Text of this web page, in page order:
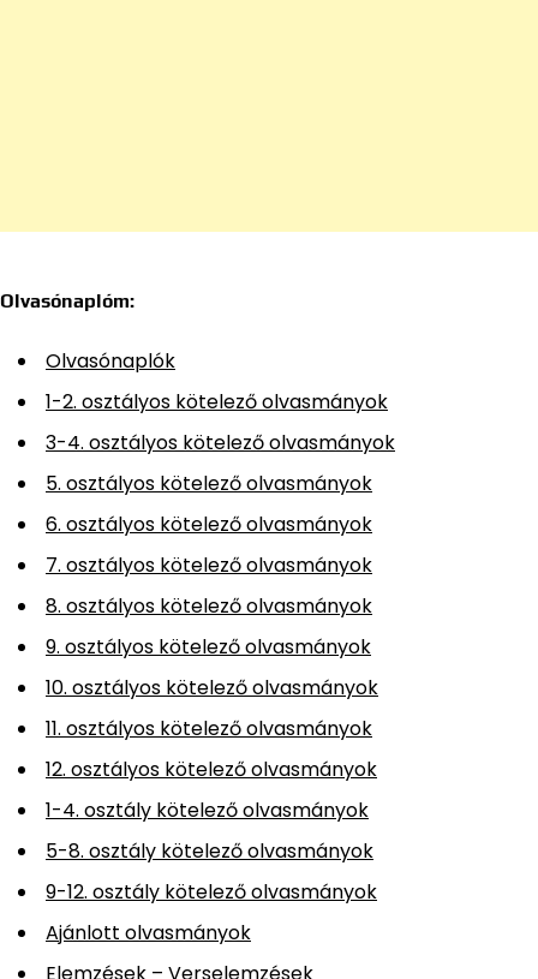
Olvasónaplóm:
Olvasónaplók
1-2. osztályos kötelező olvasmányok
3-4. osztályos kötelező olvasmányok
5. osztályos kötelező olvasmányok
6. osztályos kötelező olvasmányok
7. osztályos kötelező olvasmányok
8. osztályos kötelező olvasmányok
9. osztályos kötelező olvasmányok
10. osztályos kötelező olvasmányok
11. osztályos kötelező olvasmányok
12. osztályos kötelező olvasmányok
1-4. osztály kötelező olvasmányok
5-8. osztály kötelező olvasmányok
9-12. osztály kötelező olvasmányok
Ajánlott olvasmányok
Elemzések – Verselemzések